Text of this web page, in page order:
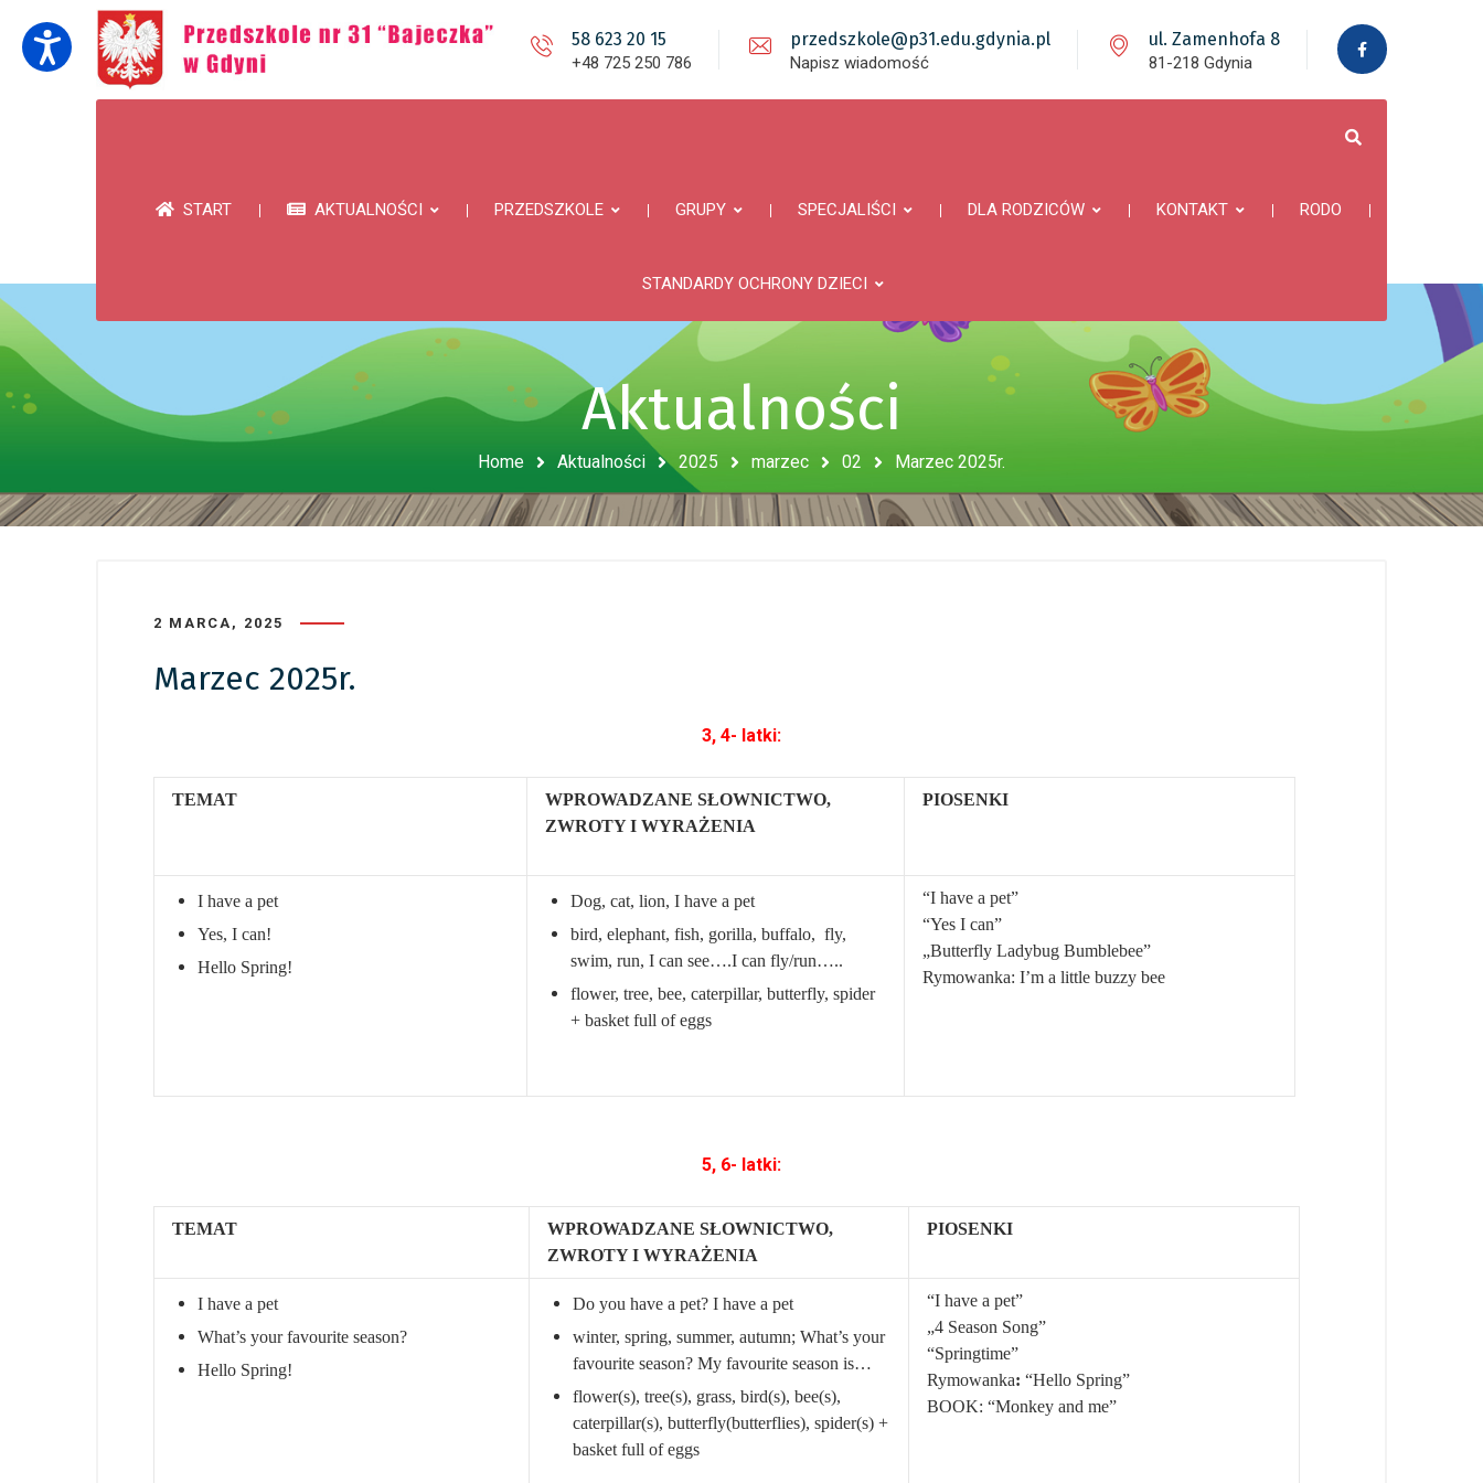
58 623 20 15
+48 725 250 786
przedszkole@p31.edu.gdynia.pl
Napisz wiadomość
ul. Zamenhofa 8
81-218 Gdynia
START AKTUALNOŚCI PRZEDSZKOLE GRUPY SPECJALIŚCI DLA RODZICÓW KONTAKT RODO
STANDARDY OCHRONY DZIECI
Aktualności
Home Aktualności 2025 marzec 02 Marzec 2025r.
2 MARCA, 2025
Marzec 2025r.
3, 4- latki:
TEMAT
WPROWADZANE SŁOWNICTWO,
ZWROTY I WYRAŻENIA
PIOSENKI
I have a pet
Yes, I can!
Hello Spring!
Dog, cat, lion, I have a pet
bird, elephant, fish, gorilla, buffalo, fly,
swim, run, I can see….I can fly/run…..
flower, tree, bee, caterpillar, butterfly, spider
+ basket full of eggs
“I have a pet”
“Yes I can”
„Butterfly Ladybug Bumblebee”
Rymowanka: I’m a little buzzy bee
5, 6- latki:
TEMAT
WPROWADZANE SŁOWNICTWO,
ZWROTY I WYRAŻENIA
PIOSENKI
I have a pet
What’s your favourite season?
Hello Spring!
Do you have a pet? I have a pet
winter, spring, summer, autumn; What’s your
favourite season? My favourite season is…
flower(s), tree(s), grass, bird(s), bee(s),
caterpillar(s), butterfly(butterflies), spider(s) +
basket full of eggs
“I have a pet”
„4 Season Song”
“Springtime”
Rymowanka: “Hello Spring”
BOOK: “Monkey and me”